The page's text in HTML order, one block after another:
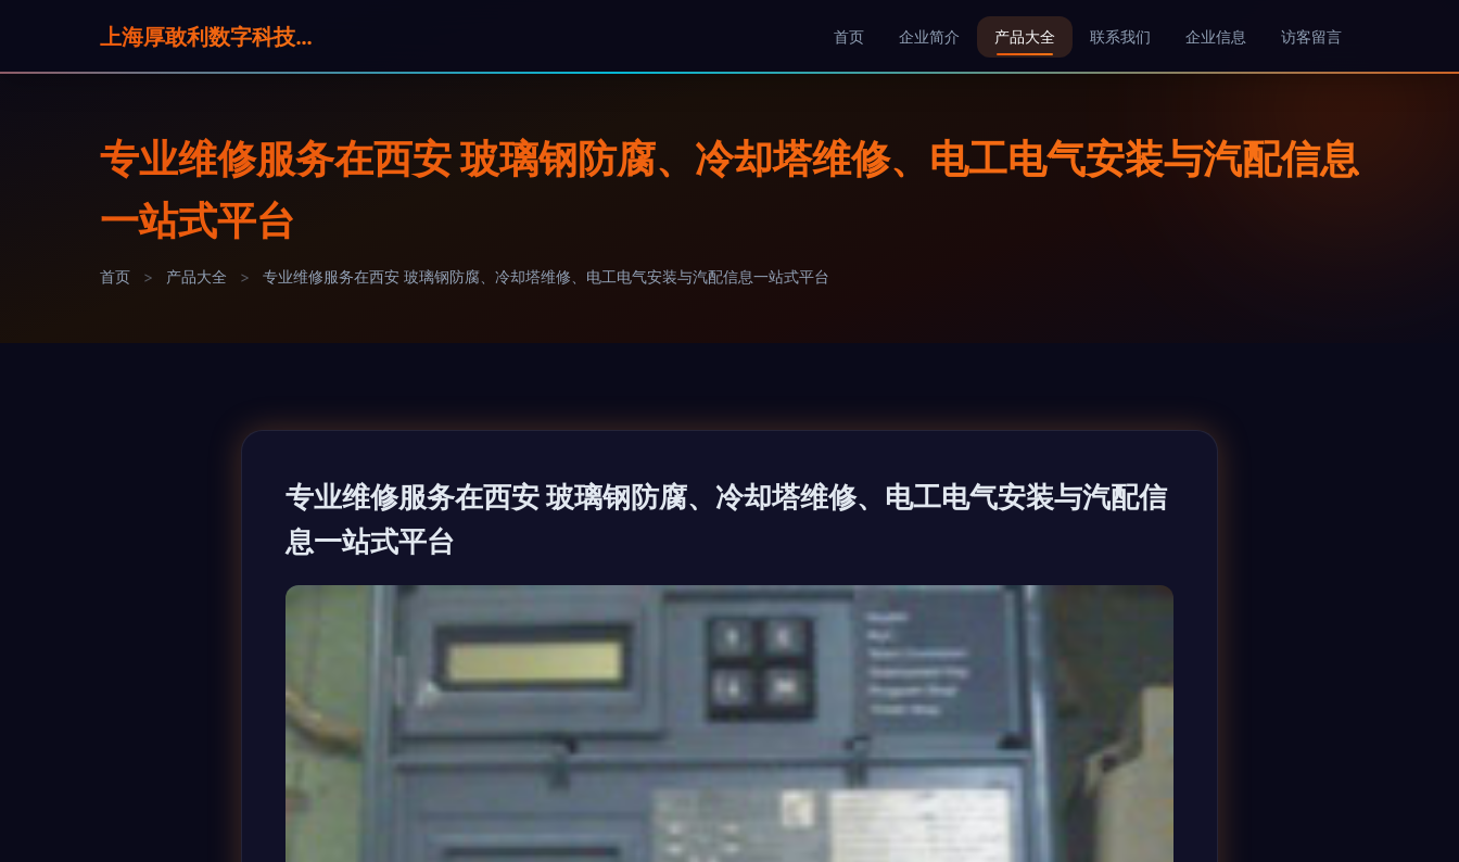
上海厚敢利数字科技有限公司 首页 企业简介 产品大全 联系我们 企业信息 访客留言
专业维修服务在西安 玻璃钢防腐、冷却塔维修、电工电气安装与汽配信息
一站式平台
首页 > 产品大全 > 专业维修服务在西安 玻璃钢防腐、冷却塔维修、电工电气安装与汽配信息一站式平台
专业维修服务在西安 玻璃钢防腐、冷却塔维修、电工电气安装与汽配信
息一站式平台